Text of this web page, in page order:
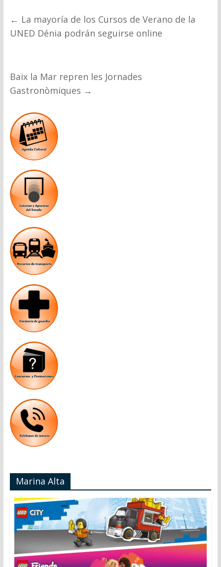
← La mayoría de los Cursos de Verano de la
UNED Dénia podrán seguirse online
Baix la Mar repren les Jornades
Gastronòmiques →
Marina Alta